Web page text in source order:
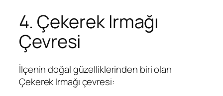
4. Çekerek Irmağı
Çevresi
İlçenin doğal güzelliklerinden biri olan
Çekerek Irmağı çevresi: